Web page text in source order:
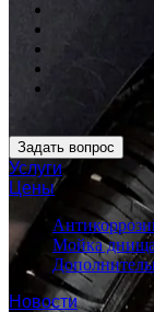
Задать вопрос
Услуги
Цены
Мойка
Новости